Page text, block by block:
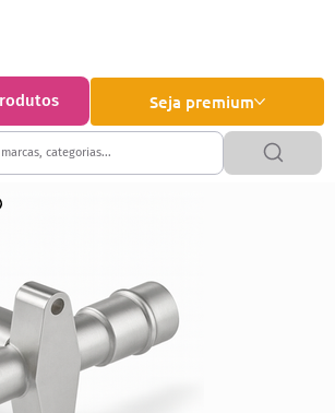
Seja premium